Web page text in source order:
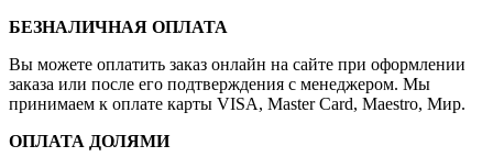
БЕЗНАЛИЧНАЯ ОПЛАТА
Вы можете оплатить заказ онлайн на сайте при оформлении
заказа или после его подтверждения с менеджером. Мы
принимаем к оплате карты VISA, Master Card, Maestro, Мир.
ОПЛАТА ДОЛЯМИ